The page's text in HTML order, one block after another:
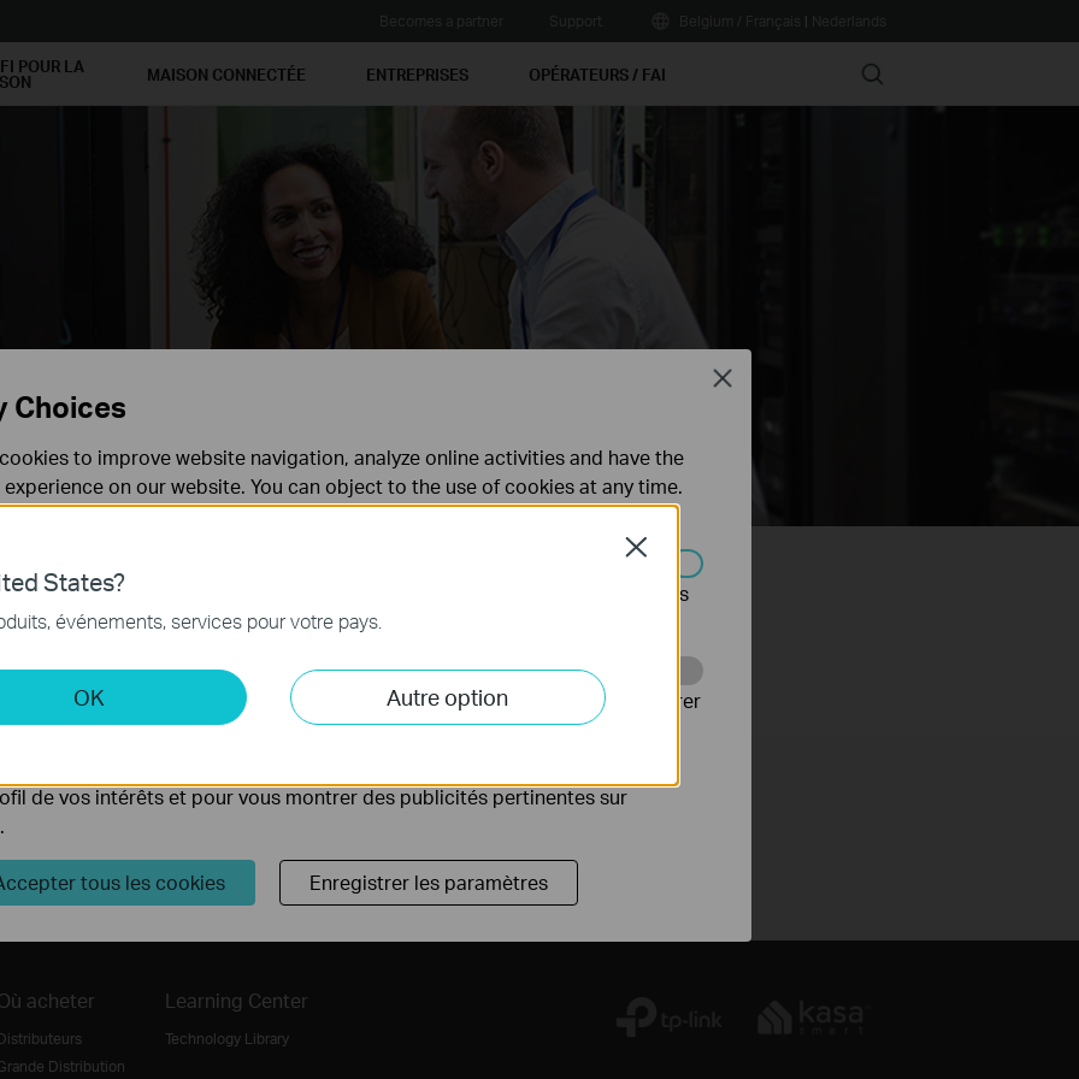
|
POUR LA MAISON CONNECTÉE ENTREPRISES OPÉRATEURS / FAI Search
vos critères.
acheter
Distribution
Learning Center
Technology Library
States?
événements, services pour votre pays.
OK Autre option
Close
Choices
to improve website navigation, analyze online activities and have the
on our website. You can object to the use of cookies at any time.
in ourprivacy policy.Don’t show again
au fonctionnement du site Web et ne peuvent pas être désactivés
et marketing
nous permettent d'analyser vos activités sur notre site Web pour améliorer
de notre site Web.
peuvent être définis via notre site Web par nos partenaires publicitaires
de vos intérêts et pour vous montrer des publicités pertinentes sur
tous les cookies Enregistrer les paramètres
Close